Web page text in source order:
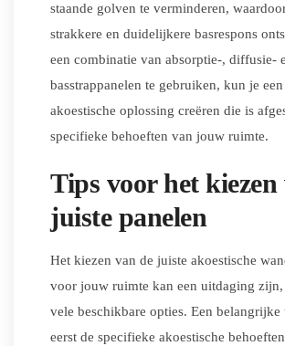
staande golven te verminderen,
strakkere en duidelijkere basrespons
een combinatie van absorptie-, diffusie-
basstrappanelen te gebruiken, kun je
akoestische oplossing creëren die is
specifieke behoeften van jouw ruimte.
Tips voor het kiezen
juiste panelen
Het kiezen van de juiste akoestische
voor jouw ruimte kan een uitdaging zijn,
vele beschikbare opties. Een belangrijke
eerst de specifieke akoestische